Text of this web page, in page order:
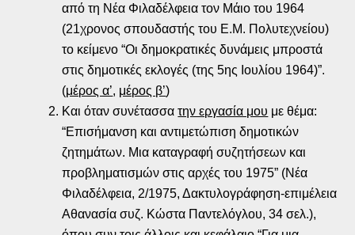
από τη Νέα Φιλαδέλφεια τον Μάιο του 1964
(21χρονος σπουδαστής του Ε.Μ. Πολυτεχνείου)
το κείμενο “Οι δημοκρατικές δυνάμεις μπροστά
στις δημοτικές εκλογές (της 5ης Ιουλίου 1964)”.
(μέρος α’, μέρος β’)
Και όταν συνέτασσατην εργασία μου με θέμα:
“Επισήμανση και αντιμετώπιση δημοτικών
ζητημάτων. Μια καταγραφή συζητήσεων και
προβληματισμών στις αρχές του 1975” (Νέα
Φιλαδέλφεια, 2/1975, Δακτυλογράφηση-επιμέλεια
Αθανασία συζ. Κώστα Παντελόγλου, 34 σελ.),